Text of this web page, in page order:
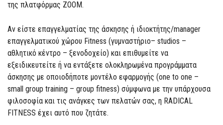
της πλατφόρμας ZOOM.
Αν είστε επαγγελματίας της άσκησης ή ιδιοκτήτης/manager
επαγγελματικού χώρου Fitness (γυμναστήριο– studios –
αθλητικό κέντρο – ξενοδοχείο) και επιθυμείτε να
εξειδικευτείτε ή να εντάξετε ολοκληρωμένα προγράμματα
άσκησης με οποιοδήποτε μοντέλο εφαρμογής (one to one –
small group training – group fitness) σύμφωνα με την υπάρχουσα
φιλοσοφία και τις ανάγκες των πελατών σας, η RADICAL
FITNESS έχει αυτό που ζητάτε.